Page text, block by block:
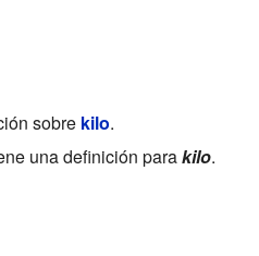
sobre kilo.
una definición parakilo.